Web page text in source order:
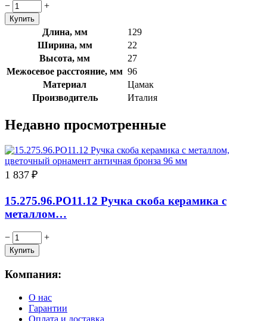
−
+
Длина, мм
129
Ширина, мм
22
Высота, мм
27
Межосевое расстояние, мм 96
Материал
Цамак
Производитель
Италия
Недавно просмотренные
1 837 ₽
15.275.96.PO11.12 Ручка скоба керамика с
металлом…
− +
Компания:
О нас
Гарантии
Оплата и доставка